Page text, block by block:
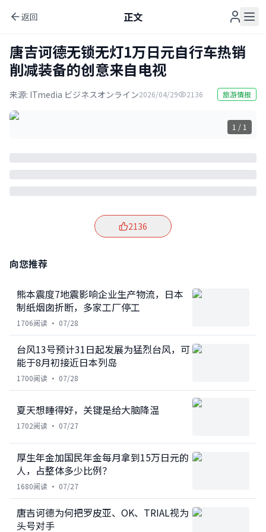
返回 正文
唐吉诃德无锁无灯1万日元自行车热销
削减装备的创意来自电视
来源: ITmedia ビジネスオンライン2026/04/29 2136 旅游情报
1 / 1
2136
向您推荐
熊本震度7地震影响企业生产物流，日本
制纸烟囱折断，多家工厂停工
1706阅读 · 07/28
台风13号预计31日起发展为猛烈台风，可
能于8月初接近日本列岛
1700阅读 · 07/28
夏天想睡得好，关键是给大脑降温
1702阅读 · 07/27
厚生年金加国民年金每月拿到15万日元的
人，占整体多少比例？
1680阅读 · 07/27
唐吉诃德为何把罗皮亚、OK、TRIAL视为
头号对手